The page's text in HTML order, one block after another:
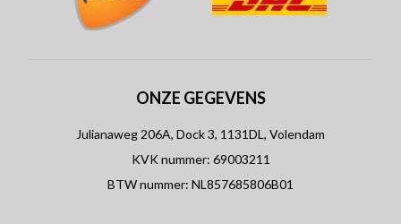
ONZE GEGEVENS
Julianaweg 206A, Dock 3, 1131DL, Volendam
KVK nummer: 69003211
BTW nummer: NL857685806B01